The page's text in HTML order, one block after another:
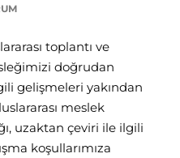
toplantı ve
doğrudan
gelişmeleri yakından
meslek
uzaktan çeviri ile ilgili
koşullarımıza